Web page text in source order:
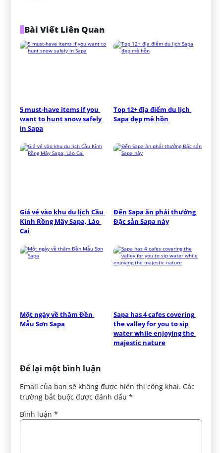
Bài Viết Liên Quan
5 must-have items if you
want to hunt snow safely
in Sapa
Top 12+ địa điểm du lịch
Sapa đẹp mê hồn
Giá vé vào khu du lịch Cầu
Kính Rồng Mây Sapa, Lào
Cai
Đến Sapa ăn phải thưởng
Đặc sản Sapa này
Một ngày về thăm Đền
Mẫu Sơn Sapa
Sapa has 4 cafes covering
the valley for you to sip
water while enjoying the
majestic nature
Để lại một bình luận
Email của bạn sẽ không được hiển thị công khai. Các
trường bắt buộc được đánh dấu*
Bình luận*